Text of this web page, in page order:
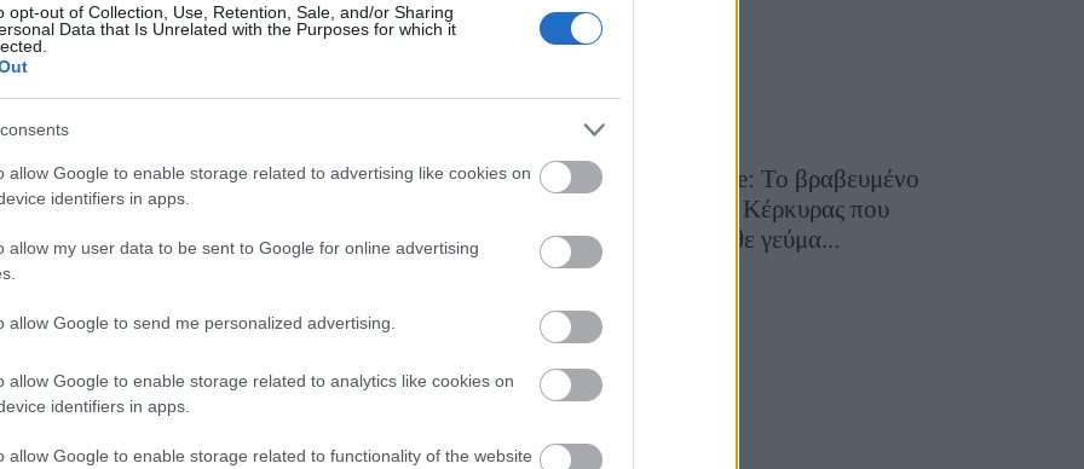
opt-out of Collection, Use, Retention, Sale, and/or Sharing
Data that Is Unrelated with the Purposes for which it
allow Google to enable storage related to advertising like cookies on
identifiers in apps.
allow my user data to be sent to Google for online advertising
allow Google to send me personalized advertising.
allow Google to enable storage related to analytics like cookies on
identifiers in apps.
allow Google to enable storage related to functionality of the website
ανακοίνωσε πριν από μερικούς μήνες ότι η
το έτος. Δεδομένου ότι τα ήδη υφιστάμενα
συνολικά περίπου 82 εκατ. επιβάτες τον
λόγο αυτό άλλωστε, το Τ5 θα είναι τόσο μεγάλο όσο
Toula’s Seaside: Το βραβευμένο
εστιατόριο της Κέρκυρας που
μετατρέπει κάθε γεύμα...
28 Ιουλίου 2026, 11:05